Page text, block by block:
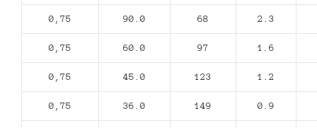
0,75 90.0 68 2.3
0,75 60.0 97 1.6
0,75 45.0 123 1.2
0,75 36.0 149 0.9